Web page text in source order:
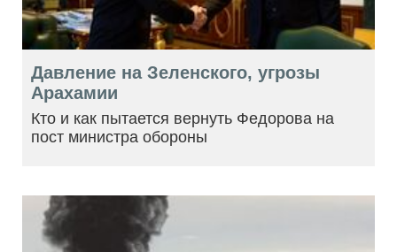
Давление на Зеленского, угрозы
Арахамии
Кто и как пытается вернуть Федорова на
пост министра обороны